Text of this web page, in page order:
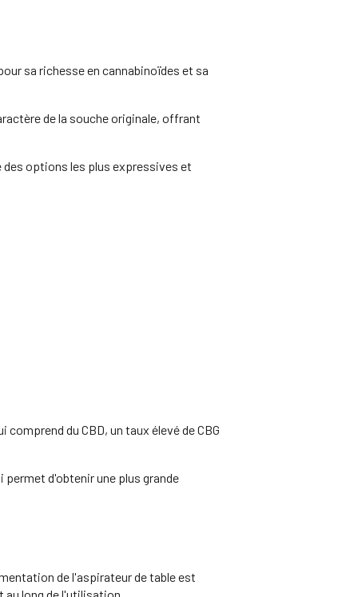
sa richesse en cannabinoïdes et sa
de la souche originale, offrant
options les plus expressives et
du CBD, un taux élevé de CBG
d'obtenir une plus grande
de l'aspirateur de table est